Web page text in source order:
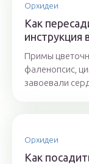
Орхидеи
Как
инструкция
Примы
фаленопсис,
завоевали
Орхидеи
Как